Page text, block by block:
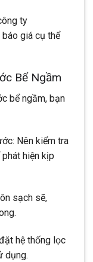
ty
giá cụ thể
Bể Ngầm
bể ngầm, bạn
Nên kiểm tra
hiện kịp
sạch sẽ,
hệ thống lọc
dụng.